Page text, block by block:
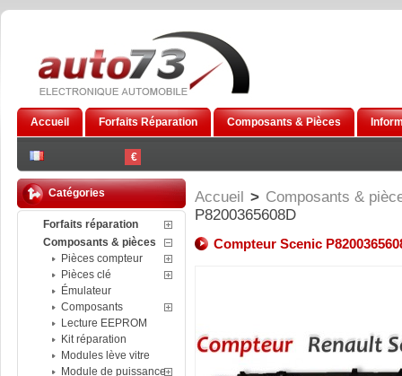
€
Accueil Forfaits Réparation Composants & Pièces
Catégories
Forfaits réparation
Composants & pièces
Pièces compteur
Pièces clé
Émulateur
Composants
Lecture EEPROM
Kit réparation
Modules lève vitre
Module de puissance
Accueil > Composants &
P8200365608 D
Compteur Scenic